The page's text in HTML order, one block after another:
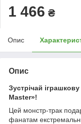
1 466 ₴
Опис
Опис
Зустрічай
Master»!
Цей монстр-трак
фанатам